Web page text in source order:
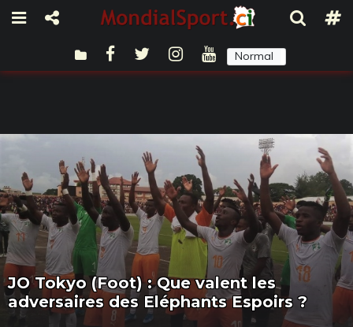
Normal
JO Tokyo (Foot) : Que valent les
adversaires des Eléphants Espoirs ?